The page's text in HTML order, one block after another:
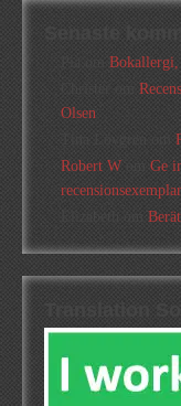
Senaste
Bokallergi,
Olsen
Robert W
Ge
om